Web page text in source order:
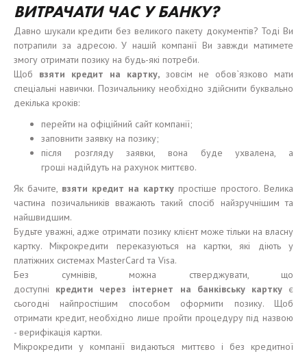
ВИТРАЧАТИ ЧАС У БАНКУ?
Давно шукали кредити без великого пакету документів? Тоді Ви
потрапили за адресою. У нашій компанії Ви завжди матимете
змогу отримати позику на будь-які потреби.
Щоб взяти кредит на картку, зовсім не обов`язково мати
спеціальні навички. Позичальнику необхідно здійснити буквально
декілька кроків:
перейти на офіційний сайт компанії;
заповнити заявку на позику;
після розгляду заявки, вона буде ухвалена, а
гроші надійдуть на рахунок миттєво.
Як бачите, взяти кредит на картку простіше простого. Велика
частина позичальників вважають такий спосіб найзручнішим та
найшвидшим.
Будьте уважні, адже отримати позику клієнт може тільки на власну
картку. Мікрокредити переказуються на картки, які діють у
платіжних системах MasterCard та Visa.
Без сумнівів, можна стверджувати, що
доступні кредити через інтернет на банківську картку є
сьогодні найпростішим способом оформити позику. Щоб
отримати кредит, необхідно лише пройти процедуру під назвою
- верифікація картки.
Мікрокредити у компанії видаються миттєво і без кредитної